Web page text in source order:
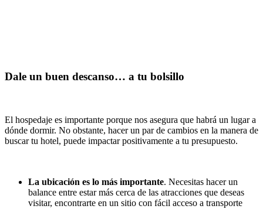
Dale un buen descanso… a tu bolsillo
El hospedaje es importante porque nos asegura que habrá un lugar a
dónde dormir. No obstante, hacer un par de cambios en la manera de
buscar tu hotel, puede impactar positivamente a tu presupuesto.
La ubicación es lo más importante. Necesitas hacer un
balance entre estar más cerca de las atracciones que deseas
visitar, encontrarte en un sitio con fácil acceso a transporte